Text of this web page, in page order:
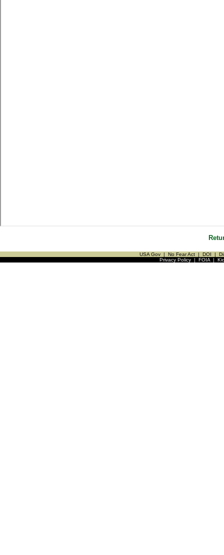
USA Gov | No Fear Act | DOI |
Privacy Policy| FOIA|